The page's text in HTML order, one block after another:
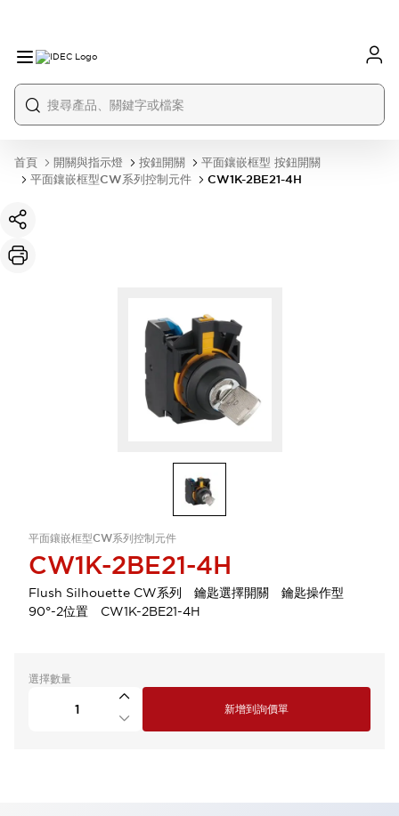
首頁 開關與指示燈 按鈕開關
平面鑲嵌框型 按鈕開關
平面鑲嵌框型CW系列控制元件
CW1K-2BE21-4H
平面鑲嵌框型CW系列控制元件
CW1K-2BE21-4H
Flush Silhouette CW系列 鑰匙選擇開關 鑰匙操作型
90°-2位置 CW1K-2BE21-4H
選擇數量
新增到詢價單